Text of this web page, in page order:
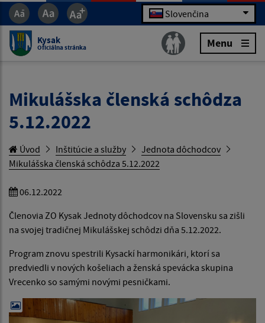
Slovenčina
Kysak
Oficiálna stránka Menu
Mikulášska členská schôdza
5.12.2022
Úvod Inštitúcie a služby
Jednota dôchodcov
Mikulášska členská schôdza 5.12.2022
06.12.2022
Členovia ZO Kysak Jednoty dôchodcov na Slovensku sa zišli
na svojej tradičnej Mikulášskej schôdzi dňa 5.12.2022.
Program znovu spestrili Kysackí harmonikári, ktorí sa
predviedli v nových košeliach a ženská spevácka skupina
Vrecenko so samými novými pesničkami.